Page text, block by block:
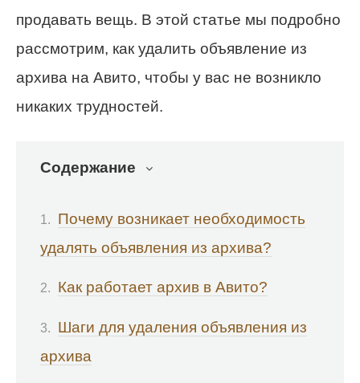
продавать вещь. В этой статье мы подробно
рассмотрим, как удалить объявление из
архива на Авито, чтобы у вас не возникло
никаких трудностей.
Содержание
Почему возникает необходимость
удалять объявления из архива?
Как работает архив в Авито?
Шаги для удаления объявления из
архива